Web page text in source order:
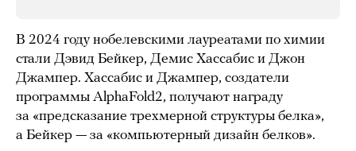
В 2024 году нобелевскими лауреатами по химии
стали Дэвид Бейкер, Демис Хассабис и Джон
Джампер. Хассабис и Джампер, создатели
программы AlphaFold2, получают награду
за «предсказание трехмерной структуры белка»,
а Бейкер — за «компьютерный дизайн белков».